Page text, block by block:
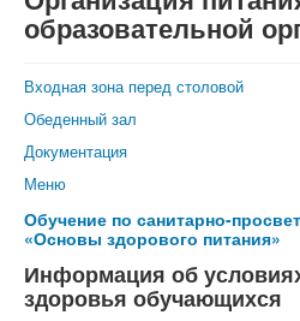
образовательной
Входная зона перед столовой
Обеденный зал
Документация
Меню
Обучение по санитарно-
«Основы здорового питания»
Информация об
здоровья обучающихся